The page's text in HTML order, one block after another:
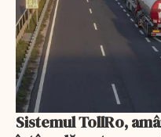
Sistemul TollRo,